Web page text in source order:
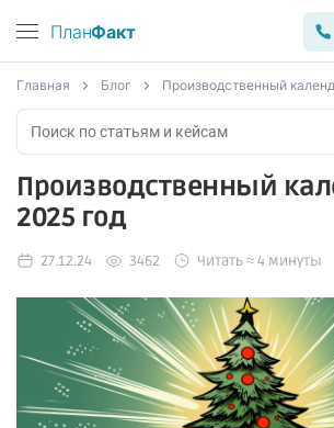
ПланФакт
Главная Блог Производственный
Производственный
2025 год
27.12.24 3462 Читать ≈ 4 минуты